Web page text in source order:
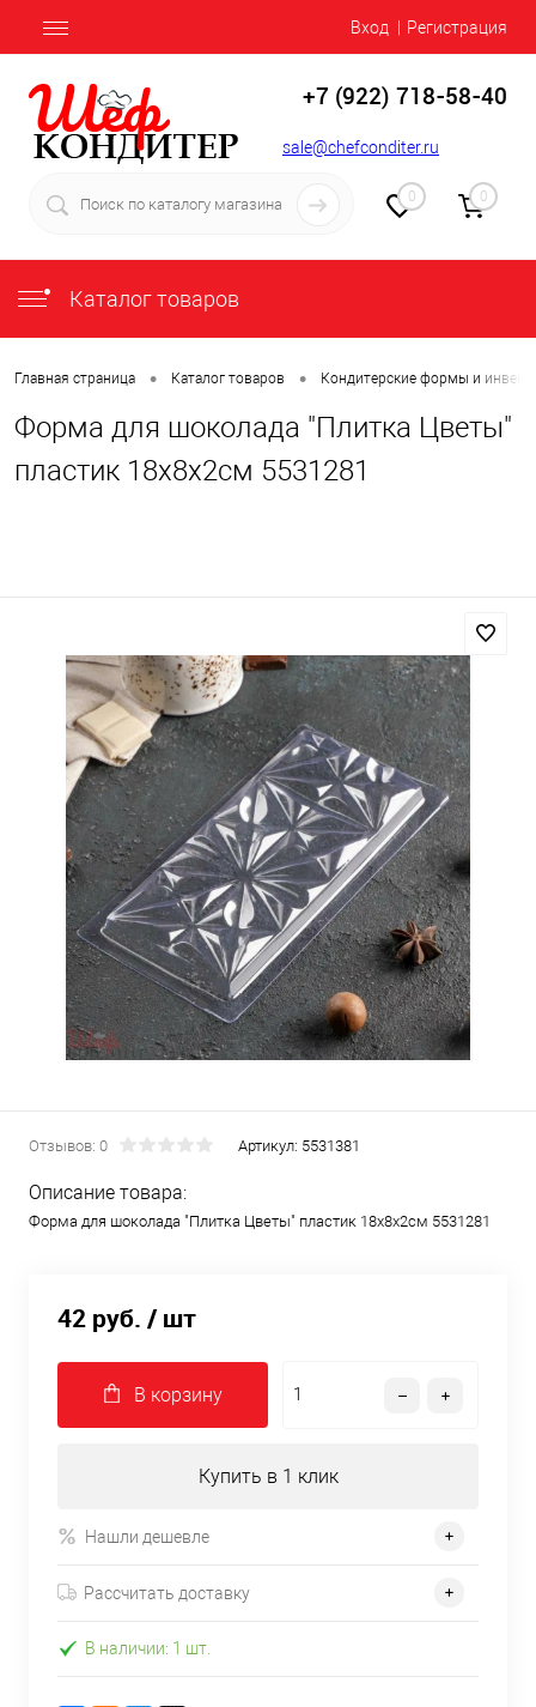
Вход Регистрация
+7 (922) 718-58-40
sale@chefconditer.ru
0 0
Каталог товаров
Главная страница • Каталог товаров • Кондитерские формы и
Форма для шоколада "Плитка Цветы"
пластик 18х8х2см 5531281
Отзывов: 0 Артикул: 5531381
Описание товара:
Форма для шоколада "Плитка Цветы" пластик 18х8х2см 5531281
42 руб. / шт
В корзину
Купить в 1 клик
Нашли дешевле
Рассчитать доставку
В наличии: 1 шт.